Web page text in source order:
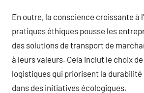
En outre, la conscience croissante à
pratiques éthiques pousse les
des solutions de transport de
à leurs valeurs. Cela inclut le choix
logistiques qui priorisent la
dans des initiatives écologiques.